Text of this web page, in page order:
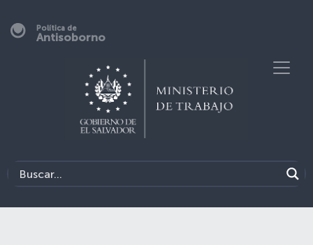
Política de
Antisoborno